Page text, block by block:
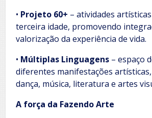
• Projeto 60+ – atividades
terceira idade, promovendo
valorização da experiência de vida.
• Múltiplas Linguagens – espaço
diferentes manifestações
dança, música, literatura e artes
A força da Fazendo Arte